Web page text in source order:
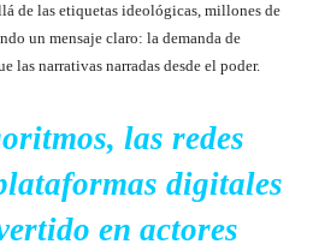
de las etiquetas ideológicas, millones de
un mensaje claro: la demanda de
las narrativas narradas desde el poder.
las redes
digitales
en actores